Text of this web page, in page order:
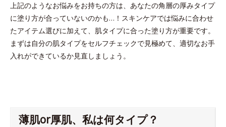
上記のようなお悩みをお持ちの方は、あなたの角層の厚みタイプ
に塗り方が合っていないのかも…！スキンケアでは悩みに合わせ
たアイテム選びに加えて、肌タイプに合った塗り方が重要です。
まずは自分の肌タイプをセルフチェックで見極めて、適切なお手
入れができているか見直しましょう。
薄肌or厚肌、私は何タイプ？